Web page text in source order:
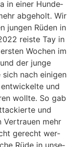
in einer Hun­de­
abge­holt. Wir
jun­gen Rüden in
reis­te Tay in
Wochen im
der jun­ge
nach eini­gen
und
woll­te. So gab
und
Ver­trau­en mehr
gerecht wer­
Rüde in unse­